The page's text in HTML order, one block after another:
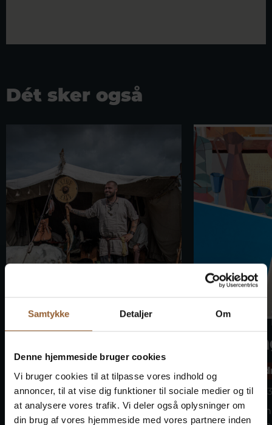
Samtykke Detaljer Om
Denne hjemmeside bruger cookies
Vi bruger cookies til at tilpasse vores indhold og
annoncer, til at vise dig funktioner til sociale medier og til
at analysere vores trafik. Vi deler også oplysninger om
din brug af vores hjemmeside med vores partnere inden
Dét sker også
Bork
d
Bork Vikingehavn
9. august kl. 10:00
Kunst
Skjern
9. august kl.
Kom til